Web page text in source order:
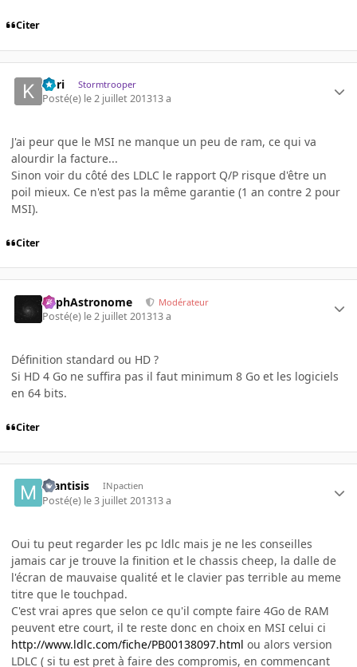
Citer
Kori Stormtrooper
Posté(e) le 2 juillet 201313 a
J'ai peur que le MSI ne manque un peu de ram, ce qui va
alourdir la facture...
Sinon voir du côté des LDLC le rapport Q/P risque d'être un
poil mieux. Ce n'est pas la même garantie (1 an contre 2 pour
MSI).
Citer
RaphAstronome Modérateur
Posté(e) le 2 juillet 201313 a
Définition standard ou HD ?
Si HD 4 Go ne suffira pas il faut minimum 8 Go et les logiciels
en 64 bits.
Citer
mantisis INpactien
Posté(e) le 3 juillet 201313 a
Oui tu peut regarder les pc ldlc mais je ne les conseilles
jamais car je trouve la finition et le chassis cheep, la dalle de
l'écran de mauvaise qualité et le clavier pas terrible au meme
titre que le touchpad.
C'est vrai apres que selon ce qu'il compte faire 4Go de RAM
peuvent etre court, il te reste donc en choix en MSI celui ci
http://www.ldlc.com/fiche/PB00138097.html ou alors version
LDLC ( si tu est pret à faire des compromis, en commencant